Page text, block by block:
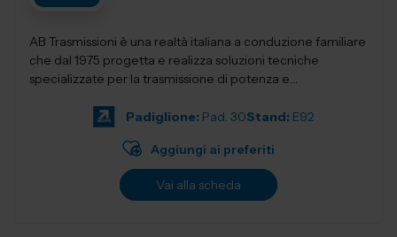
AB Trasmissioni è una realtà italiana a conduzione familiare
che dal 1975 progetta e realizza soluzioni tecniche
specializzate per la trasmissione di potenza e
Padiglione: Pad. 30Stand: E92
Aggiungi ai preferiti
Vai alla scheda